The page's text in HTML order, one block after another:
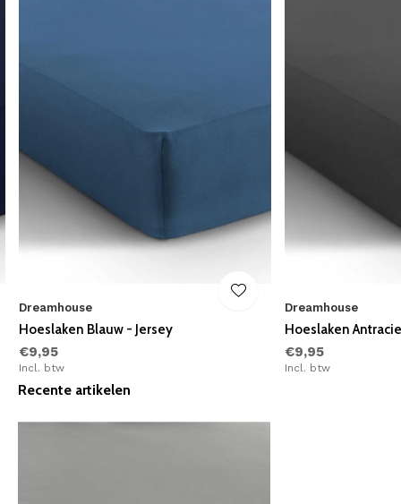
Dreamhouse
Hoeslaken Blauw - Jersey
€9,95
Incl. btw
Dreamhouse
Hoeslaken
€9,95
Incl. btw
Recente artikelen